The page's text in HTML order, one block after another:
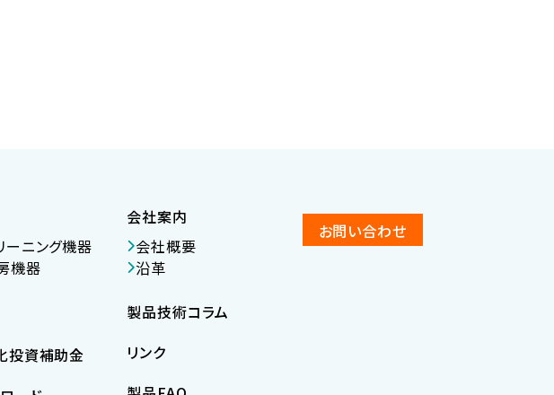
ーニング機器
機器
投資補助金
会社案内
会社概要
沿革
製品技術コラム
リンク
お問い合わせ